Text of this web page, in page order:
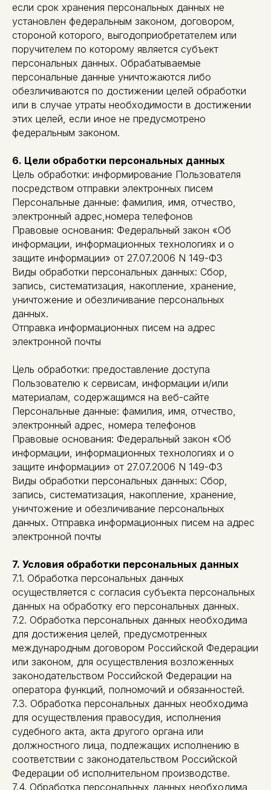
если срок хранения персональных данных не
установлен федеральным законом, договором,
стороной которого, выгодоприобретателем или
поручителем по которому является субъект
персональных данных. Обрабатываемые
персональные данные уничтожаются либо
обезличиваются по достижении целей обработки
или в случае утраты необходимости в достижении
этих целей, если иное не предусмотрено
федеральным законом.
6. Цели обработки персональных данных
Цель обработки: информирование Пользователя
посредством отправки электронных писем
Персональные данные: фамилия, имя, отчество,
электронный адрес,номера телефонов
Правовые основания: Федеральный закон «Об
информации, информационных технологиях и о
защите информации» от 27.07.2006 N 149-ФЗ
Виды обработки персональных данных: Сбор,
запись, систематизация, накопление, хранение,
уничтожение и обезличивание персональных
данных.
Отправка информационных писем на адрес
электронной почты
Цель обработки: предоставление доступа
Пользователю к сервисам, информации и/или
материалам, содержащимся на веб-сайте
Персональные данные: фамилия, имя, отчество,
электронный адрес, номера телефонов
Правовые основания: Федеральный закон «Об
информации, информационных технологиях и о
защите информации» от 27.07.2006 N 149-ФЗ
Виды обработки персональных данных: Сбор,
запись, систематизация, накопление, хранение,
уничтожение и обезличивание персональных
данных. Отправка информационных писем на адрес
электронной почты
7. Условия обработки персональных данных
7.1. Обработка персональных данных
осуществляется с согласия субъекта персональных
данных на обработку его персональных данных.
7.2. Обработка персональных данных необходима
для достижения целей, предусмотренных
международным договором Российской Федерации
или законом, для осуществления возложенных
законодательством Российской Федерации на
оператора функций, полномочий и обязанностей.
7.3. Обработка персональных данных необходима
для осуществления правосудия, исполнения
судебного акта, акта другого органа или
должностного лица, подлежащих исполнению в
соответствии с законодательством Российской
Федерации об исполнительном производстве.
7.4. Обработка персональных данных необходима